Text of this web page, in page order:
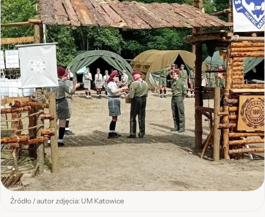
Źródło / autor zdjęcia: UM Katowice